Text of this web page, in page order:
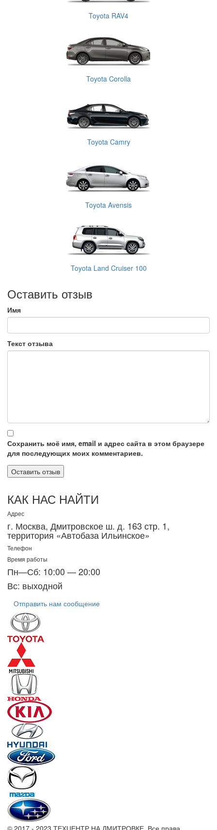
Toyota RAV4
Toyota Corolla
Toyota Camry
Toyota Avensis
Toyota Land Cruiser 100
Оставить отзыв
Имя
Текст отзыва
Сохранить моё имя, email и адрес сайта в этом браузере
для последующих моих комментариев.
КАК НАС НАЙТИ
Адрес
г. Москва, Дмитровское ш. д. 163 стр. 1,
территория «Автобаза Ильинское»
Телефон
Время работы
Пн—Сб: 10:00 — 20:00
Вс: выходной
Отправить нам сообщение